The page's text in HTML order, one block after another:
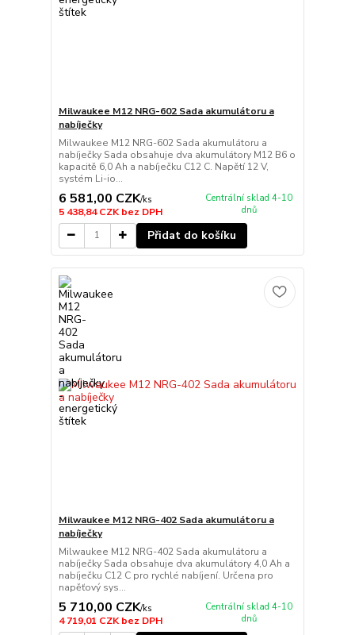
Milwaukee M12 NRG-602 Sada akumulátoru a
nabíječky
Milwaukee M12 NRG-602 Sada akumulátoru a
nabíječky Sada obsahuje dva akumulátory M12 B6 o
kapacitě 6,0 Ah a nabíječku C12 C. Napětí 12 V,
systém Li-io...
6 581,00 CZK/ks
5 438,84 CZKbez DPH
Centrální sklad 4-10
dnů
Přidat do košíku
Milwaukee M12 NRG-402 Sada akumulátoru a
nabíječky
Milwaukee M12 NRG-402 Sada akumulátoru a
nabíječky Sada obsahuje dva akumulátory 4,0 Ah a
nabíječku C12 C pro rychlé nabíjení. Určena pro
napěťový sys...
5 710,00 CZK/ks
4 719,01 CZKbez DPH
Centrální sklad 4-10
dnů